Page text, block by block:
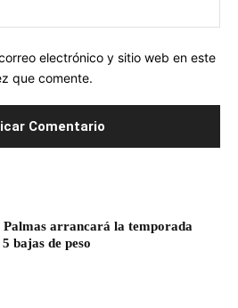
electrónico y sitio web en este
que comente.
Palmas arrancará la temporada
bajas de peso